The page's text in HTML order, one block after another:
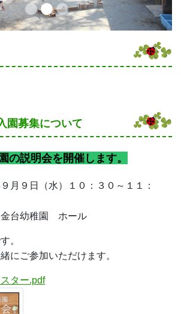
園募集について
の説明会を開催します。
月９日（水）１０：３０～１１：
金台幼稚園 ホール
。
にご参加いただけます。
ター.pdf